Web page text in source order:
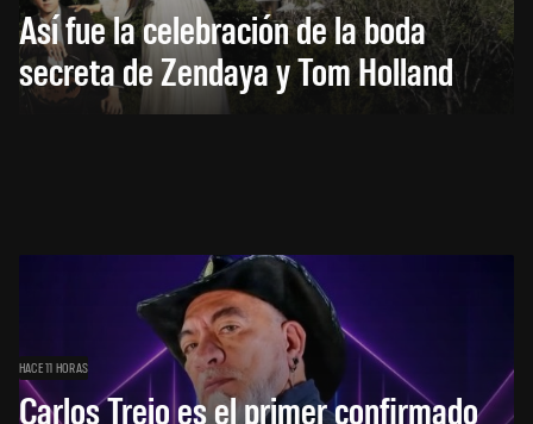
Así fue la celebración de la boda
secreta de Zendaya y Tom Holland
HACE 11 HORAS
Carlos Trejo es el primer confirmado